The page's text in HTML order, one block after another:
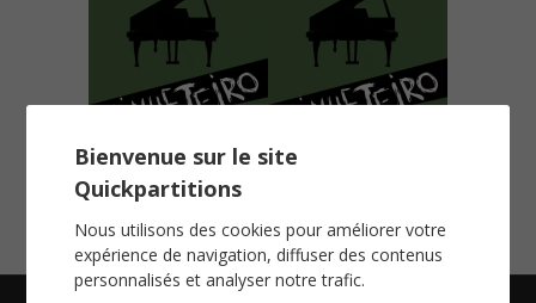
Odeon
Piano solo
Voir
The Walking Dead
Voir
Bienvenue sur le site
Quickpartitions
Nous utilisons des cookies pour améliorer votre
expérience de navigation, diffuser des contenus
personnalisés et analyser notre trafic.